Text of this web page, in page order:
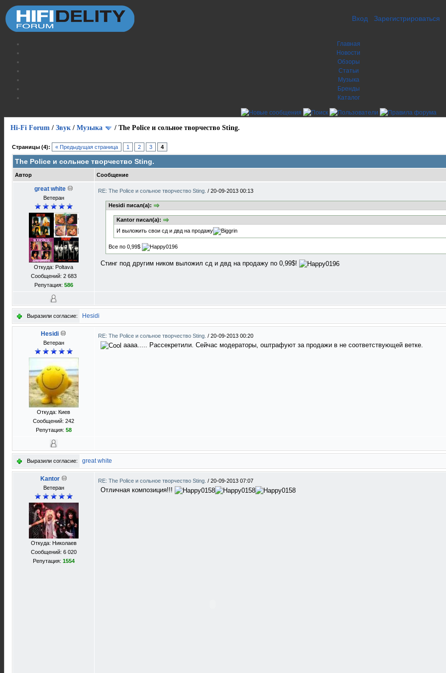
Вход Зарегистрироваться
Главная
Новости
Обзоры
Статьи
Музыка
Бренды
Каталог
Hi-Fi Forum / Звук / Музыка / The Police и сольное творчество Sting.
Страницы (4): « Предыдущая страница 1 2 3 4
The Police и сольное творчество Sting.
Автор Сообщение
great white
Ветеран
Откуда: Poltava
Сообщений: 2 683
Репутация: 586
RE: The Police и сольное творчество Sting. / 20-09-2013 00:13
Hesidi писал(а):
Kantor писал(а):
И выложить свои сд и двд на продажу
Все по 0,99$
Стинг под другим ником выложил сд и двд на продажу по 0,99$!
Выразили согласие: Hesidi
Hesidi
Ветеран
Откуда: Киев
Сообщений: 242
Репутация: 58
RE: The Police и сольное творчество Sting. / 20-09-2013 00:20
аааа..... Рассекретили. Сейчас модераторы, оштрафуют за продажи в не соответствующей ветке.
Выразили согласие: great white
Kantor
Ветеран
Откуда: Николаев
Сообщений: 6 020
Репутация: 1554
RE: The Police и сольное творчество Sting. / 20-09-2013 07:07
Отличная композиция!!!